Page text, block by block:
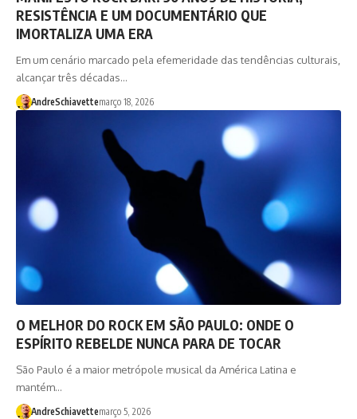
RESISTÊNCIA E UM DOCUMENTÁRIO QUE
IMORTALIZA UMA ERA
Em um cenário marcado pela efemeridade das tendências culturais,
alcançar três décadas…
AndreSchiavettemarço 18, 2026
O MELHOR DO ROCK EM SÃO PAULO: ONDE O
ESPÍRITO REBELDE NUNCA PARA DE TOCAR
São Paulo é a maior metrópole musical da América Latina e
mantém…
AndreSchiavettemarço 5, 2026